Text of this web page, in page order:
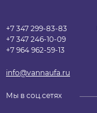
+7 347 299-83-83
+7 347 246-10-09
+7 964 962-59-13
info@vannaufa.ru
Мы в соц.сетях